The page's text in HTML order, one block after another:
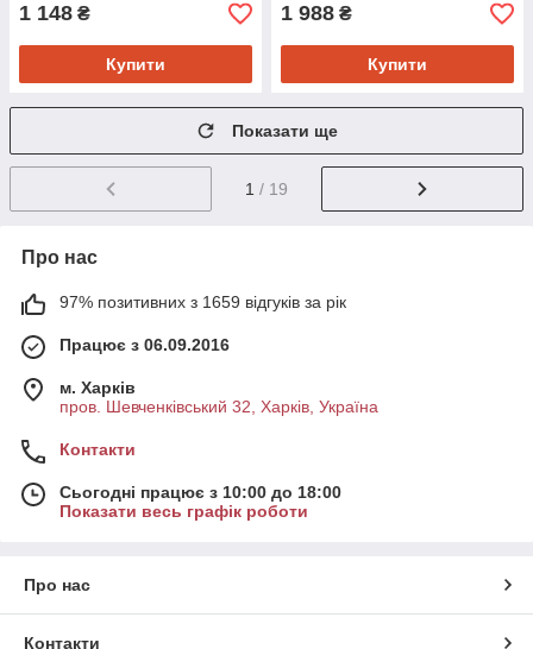
1 148 ₴
Купити
1 988 ₴
Купити
Показати ще
1 / 19
Про нас
97% позитивних з 1659 відгуків за рік
Працює з 06.09.2016
м. Харків
пров. Шевченківський 32, Харків, Україна
Контакти
Сьогодні працює з 10:00 до 18:00
Показати весь графік роботи
Про нас
Контакти